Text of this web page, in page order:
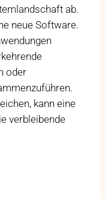
ab.
neue Software.
oder
kann eine
verbleibende